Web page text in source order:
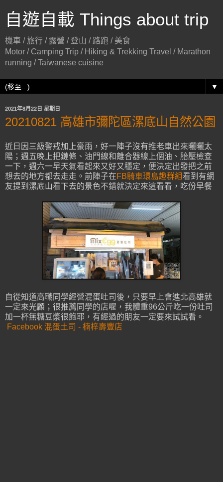
自遊自載 Things about trip
機車 / 旅行 / 露營 / 登山 / 路跑 / 美食
Motor / Camping Trip / Hiking & Trekking Travel / Marathon
running / Taiwanese cuisine
▼
2021年8月22日 星期日
20210821 高雄市彌陀區漯底山自然公園
近日因三級警戒加上豪雨，好一陣子沒有推老車出來曬曬太
陽；週五晚上把鏈條、油門線和離合器線上個油、胎壓檢查
一下，週六一早天氣看起來又好又穩定，便決定出發把之前
想去的地方都去走走。前陣子在FB騎車環島趣群組看到有網
友提到漯底山看下去的景色不錯就決定來這看看，吃份早餐
自從知道高職同學經營混蛋吐司後，只要早上會進北高雄就
一定來光顧；很推薦同學的店喔，我體重96公斤吃一份吐司
加一杯無糖豆漿很飽耶，有經過的朋友一定要來試試看。
Facebook 混蛋土司 - 楠梓壽豐店